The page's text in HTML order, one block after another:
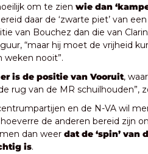
om te zien wie dan
daar de ‘zwarte piet’ van
van Bouchez dan die van
“maar hij moet de vrijheid
weken nooit”.
is de positie van Vooruit,
rug van de MR schuilhouden”,
en de N-VA wil
de anderen bereid zijn
dan weer dat de ‘spin’
is.